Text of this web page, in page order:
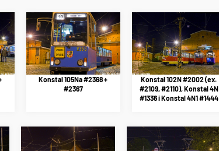
Konstal 105Na #2368 +
#2367
Konstal 102N #2002 (ex.
#2109, #2110), Konstal 4N
#1336 i Konstal 4N1 #1444